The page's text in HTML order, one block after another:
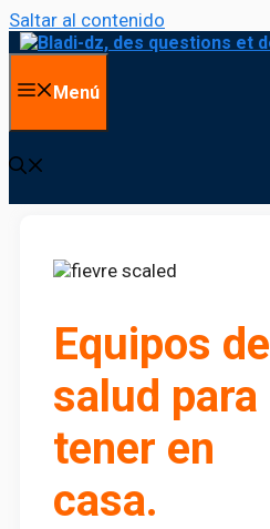
Saltar al contenido
Menú
Equipos de
salud para
tener en
casa.